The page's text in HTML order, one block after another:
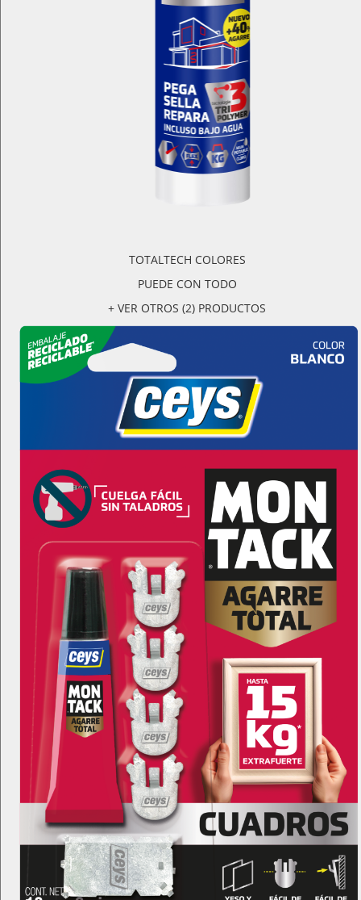
TOTALTECH COLORES
PUEDE CON TODO
+ VER OTROS (2) PRODUCTOS